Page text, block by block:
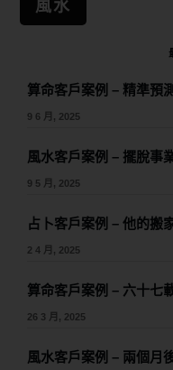
風水
算命客戶案例 – 精準預
9 6 月, 2025
風水客戶案例 – 擺脫事
9 5 月, 2025
占卜客戶案例 – 他的搬
2 4 月, 2025
算命客戶案例 – 六十七
26 3 月, 2025
風水客戶案例 – 兩個月